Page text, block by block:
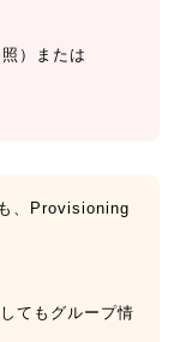
）または
、Provisioning
てもグループ情